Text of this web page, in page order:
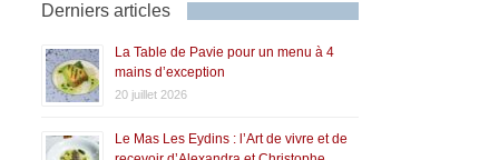
Derniers articles
La Table de Pavie pour un menu à 4
mains d’exception
20 juillet 2026
Le Mas Les Eydins : l’Art de vivre et de